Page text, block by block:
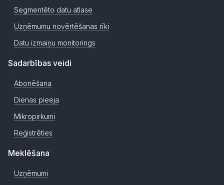
Segmentēto datu atlase
Uzņēmumu novērtēšanas rīki
Datu izmaiņu monitorings
Sadarbības veidi
Abonēšana
Dienas pieeja
Mikropirkumi
Reģistrēties
Meklēšana
Uzņēmumi